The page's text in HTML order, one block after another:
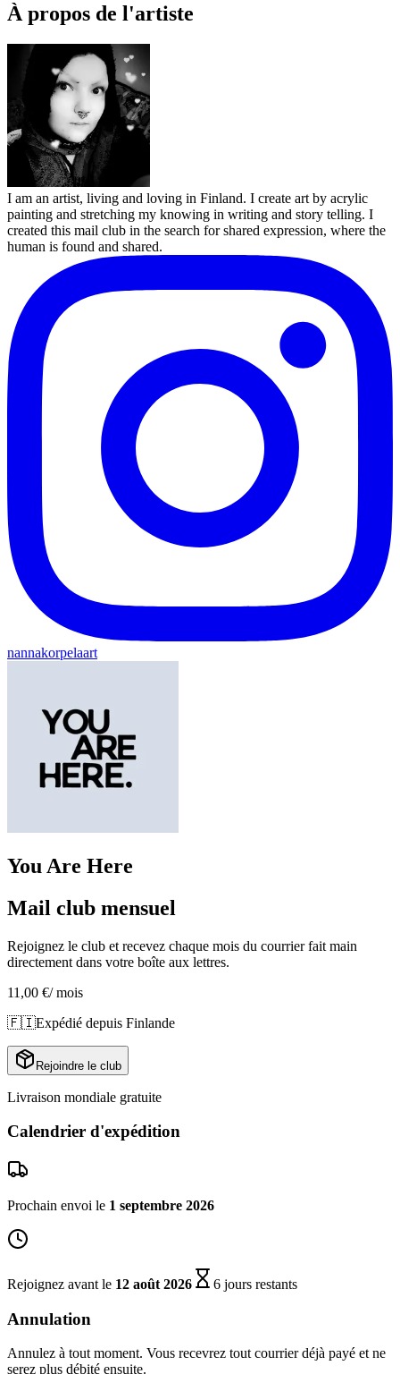
À propos de l'artiste
I am an artist, living and loving in Finland. I create art by acrylic
painting and stretching my knowing in writing and story telling. I
created this mail club in the search for shared expression, where the
human is found and shared.
nannakorpelaart
You Are Here
Mail club mensuel
Rejoignez le club et recevez chaque mois du courrier fait main
directement dans votre boîte aux lettres.
11,00 €/ mois
🇫🇮Expédié depuis Finlande
Rejoindre le club
Livraison mondiale gratuite
Calendrier d'expédition
Prochain envoi le 1 septembre 2026
Rejoignez avant le 12 août 2026 6 jours restants
Annulation
Annulez à tout moment. Vous recevrez tout courrier déjà payé et ne
serez plus débité ensuite.